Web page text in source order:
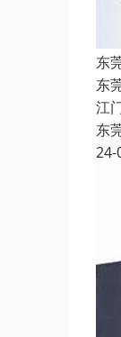
东
东
江
东
24-